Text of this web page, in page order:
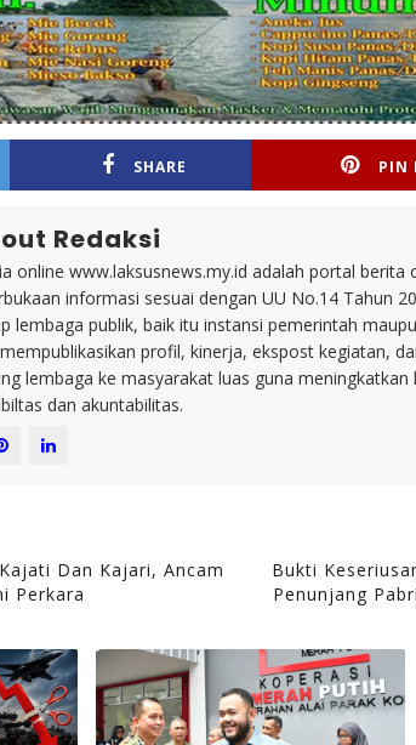
SHARE PIN
Redaksi
online www.laksusnews.my.id adalah portal berita
informasi sesuai dengan UU No.14 Tahun
lembaga publik, baik itu instansi pemerintah
profil, kinerja, ekspost kegiatan,
lembaga ke masyarakat luas guna
dan akuntabilitas.
Dan Kajari, Ancam
Perkara
Bukti
Penunjang